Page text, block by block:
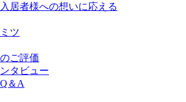
居者様への想いに応える
ツ
ご評価
タビュー
＆A